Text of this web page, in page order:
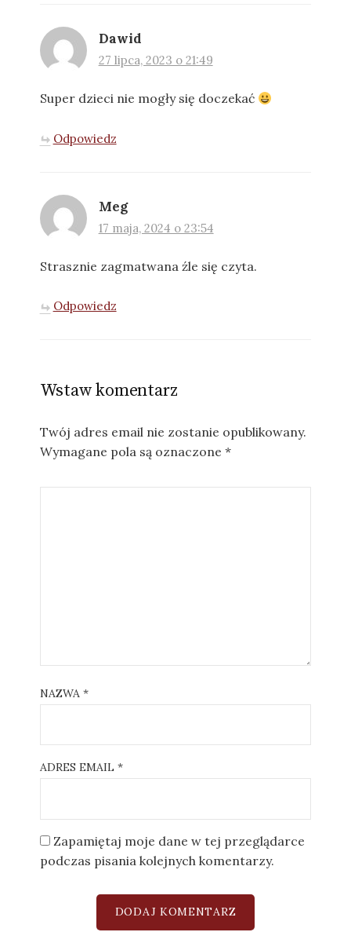
Dawid
27 lipca, 2023 o 21:49
Super dzieci nie mogły się doczekać
Odpowiedz
Meg
17 maja, 2024 o 23:54
Strasznie zagmatwana źle się czyta.
Odpowiedz
Wstaw komentarz
Twój adres email nie zostanie opublikowany.
Wymagane pola są oznaczone *
NAZWA *
ADRES EMAIL *
Zapamiętaj moje dane w tej przeglądarce
podczas pisania kolejnych komentarzy.